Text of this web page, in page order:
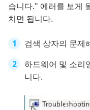
습니다." 에러를 보게
치면 됩니다.
검색 상자의 문제
하드웨어 및 소리
니다.